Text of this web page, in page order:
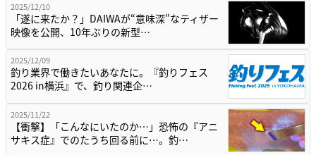
2025/12/10
「遂に来たか？」DAIWAが“意味深”なティザー
映像を公開、10年ぶりの新型…
2025/12/09
釣り業界で働きたいあなたに。『釣りフェス
2026 in横浜』で、釣り関連企…
2025/11/22
【衝撃】「こんなにいたのか…」恐怖の『アニ
サキス症』でのたうち回る前に…。釣…